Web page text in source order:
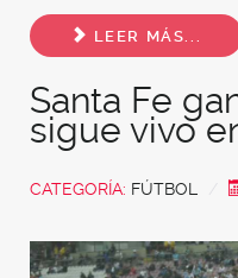
Share
LEER MÁS...
Santa Fe
sigue vivo
CATEGORÍA: FÚTBOL